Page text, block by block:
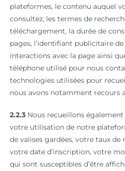
plateformes, le contenu auquel
consultez, les termes de
téléchargement, la durée de
pages, l’identifiant publicitaire
interactions avec la page ainsi
téléphone utilisé pour nous
technologies utilisées pour
nous avons notamment recours
2.2.3 Nous recueillons
votre utilisation de notre
de valises gardées, votre taux de
votre date d’inscription, votre
qui sont susceptibles d’être